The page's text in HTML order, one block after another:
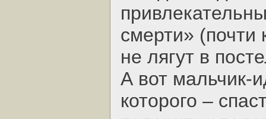
смерти» (почти
не лягут в
А вот мальчик-
которого –